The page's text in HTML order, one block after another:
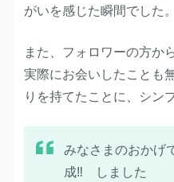
がいを感じた瞬間でした。
また、フォロワーの方か
実際にお会いしたことも
りを持てたことに、シン
みなさまのおか
成‼ しました